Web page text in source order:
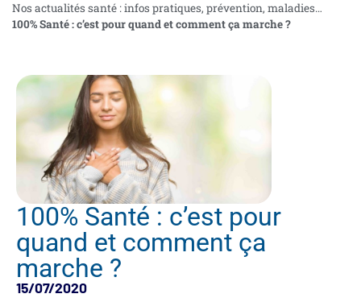
Nos actualités santé : infos pratiques, prévention, maladies…
100% Santé : c’est pour quand et comment ça marche ?
100% Santé : c’est pour
quand et comment ça
marche ?
15/07/2020